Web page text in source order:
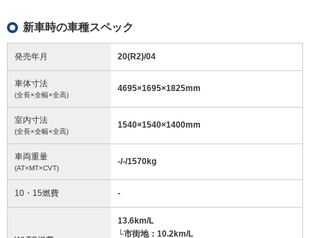
新車時の車種スペック
発売年月 20(R2)/04
車体寸法
(全長×全幅×全高)
4695×1695×1825mm
室内寸法
(全長×全幅×全高)
1540×1540×1400mm
車両重量
(AT×MT×CVT)
-/-/1570kg
10・15燃費 -
13.6km/L
└市街地：10.2km/L